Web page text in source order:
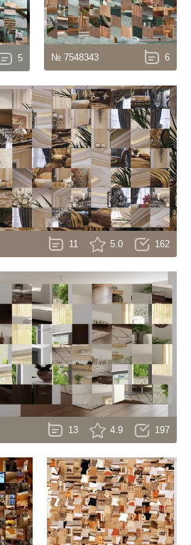
5 № 7548343 6
4.9 142
11 5.0 162
13 4.9 197